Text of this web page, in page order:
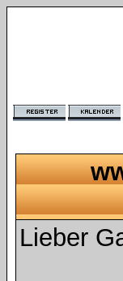
Lieber